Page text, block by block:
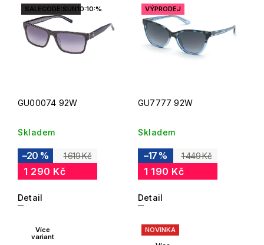
Abecedně
SALECODE:SUN10:10:%
GU00074 92W
Skladem
1 619 Kč
–20 %
1 290 Kč
Detail
VÝPRODEJ
GU7777 92W
Skladem
1 449 Kč
–17 %
1 190 Kč
Detail
Více
variant
NOVINKA